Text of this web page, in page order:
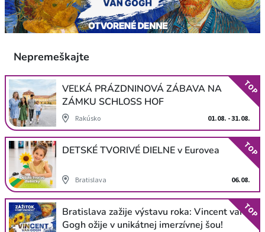
Nepremeškajte
VEĽKÁ PRÁZDNINOVÁ ZÁBAVA NA
ZÁMKU SCHLOSS HOF
Rakúsko 01.08. - 31.08.
TOP
DETSKÉ TVORIVÉ DIELNE v Eurovea
Bratislava 06.08.
TOP
Bratislava zažije výstavu roka: Vincent van
Gogh ožije v unikátnej imerzívnej šou!
TOP